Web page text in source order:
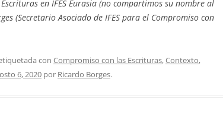
en IFES Eurasia (no compartimos su nombre al
(Secretario Asociado de IFES para el Compromiso con
con Compromiso con las Escrituras,Contexto,
6, 2020 por Ricardo Borges.